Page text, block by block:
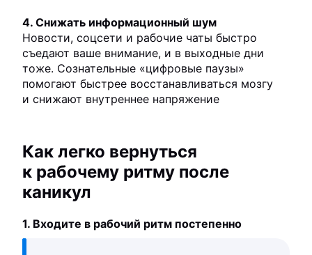
4. Снижать информационный шум
Новости, соцсети и рабочие чаты быстро
съедают ваше внимание, и в выходные дни
тоже. Сознательные «цифровые паузы»
помогают быстрее восстанавливаться мозгу
и снижают внутреннее напряжение
Как легко вернуться
к рабочему ритму после
каникул
1. Входите в рабочий ритм постепенно